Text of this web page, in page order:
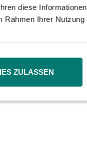
diese Informationen
Rahmen Ihrer Nutzung
ZULASSEN